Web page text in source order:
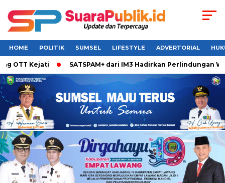
HOME POLITIK SUMSEL LIFESTYLE ADVERTORIAL
Kejati SATSPAM+ dari IM3 Hadirkan Perlindungan